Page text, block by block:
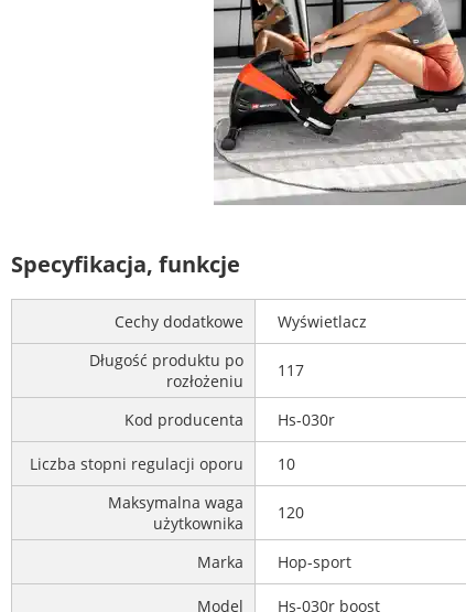
Specyfikacja, funkcje
Cechy dodatkowe
Wyświetlacz
Długość produktu po
rozłożeniu
117
Kod producenta Hs-030r
Liczba stopni regulacji oporu
10
Maksymalna waga
użytkownika
120
Marka Hop-sport
Model Hs-030r boost